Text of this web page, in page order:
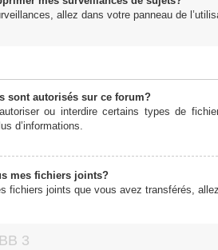
allez dans votre panneau de
sont autorisés sur ce forum?
autoriser ou interdire certains types de
d’informations.
mes fichiers joints?
fichiers joints que vous avez transférés,
3